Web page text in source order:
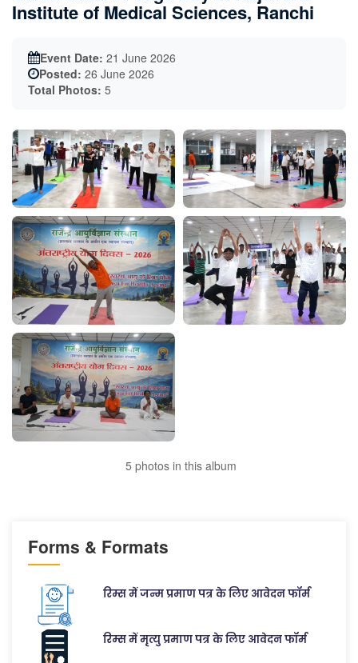
Institute of Medical Sciences, Ranchi
Event Date: 21 June 2026
Posted: 26 June 2026
Total Photos: 5
5 photos in this album
Forms & Formats
रिम्स में जन्म प्रमाण पत्र के लिए आवेदन फॉर्म
रिम्स में मृत्यु प्रमाण पत्र के लिए आवेदन फॉर्म